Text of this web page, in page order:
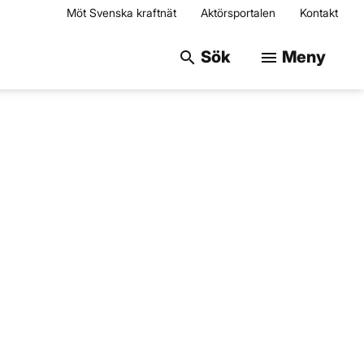
Möt Svenska kraftnät Aktörsportalen Kontakt
search Sök Sök på
menu Meny